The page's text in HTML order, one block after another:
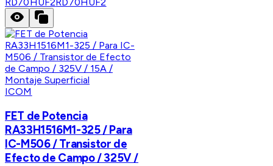
ICOM
FET de Potencia
RA33H1516M1-325 / Para
IC-M506 / Transistor de
Efecto de Campo / 325V /